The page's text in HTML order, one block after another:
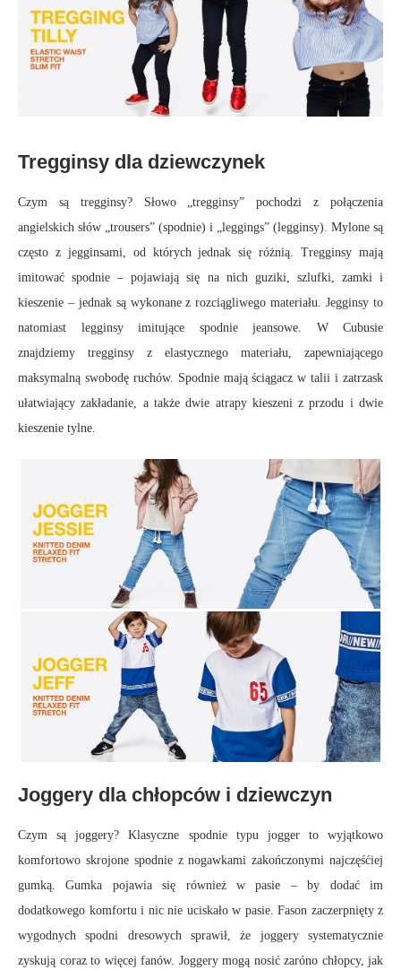
Tregginsy dla dziewczynek
Czym są tregginsy? Słowo „tregginsy” pochodzi z połączenia
angielskich słów „trousers” (spodnie) i „leggings” (legginsy). Mylone są
często z jegginsami, od których jednak się różnią. Tregginsy mają
imitować spodnie – pojawiają się na nich guziki, szlufki, zamki i
kieszenie – jednak są wykonane z rozciągliwego materiału. Jegginsy to
natomiast legginsy imitujące spodnie jeansowe. W Cubusie
znajdziemy tregginsy z elastycznego materiału, zapewniającego
maksymalną swobodę ruchów. Spodnie mają ściągacz w talii i zatrzask
ułatwiający zakładanie, a także dwie atrapy kieszeni z przodu i dwie
kieszenie tylne.
Joggery dla chłopców i dziewczyn
Czym są joggery? Klasyczne spodnie typu jogger to wyjątkowo
komfortowo skrojone spodnie z nogawkami zakończonymi najczęśćiej
gumką. Gumka pojawia się również w pasie – by dodać im
dodatkowego komfortu i nic nie uciskało w pasie. Fason zaczerpnięty z
wygodnych spodni dresowych sprawił, że joggery systematycznie
zyskują coraz to więcej fanów. Joggery mogą nosić zaróno chłopcy, jak